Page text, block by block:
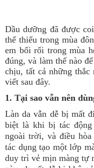
Dầu dưỡng đã được
thể thiếu trong mùa
em bối rối trong mùa
đúng, và làm thế nào
chịu, tất cả những thắc
viết sau đây.
1. Tại sao vẫn nên
Làn da vẫn dễ bị mất
biệt là khi bị tác
ngoài trời, và điều
tác dụng tạo một lớp
duy trì vẻ mịn màng tự